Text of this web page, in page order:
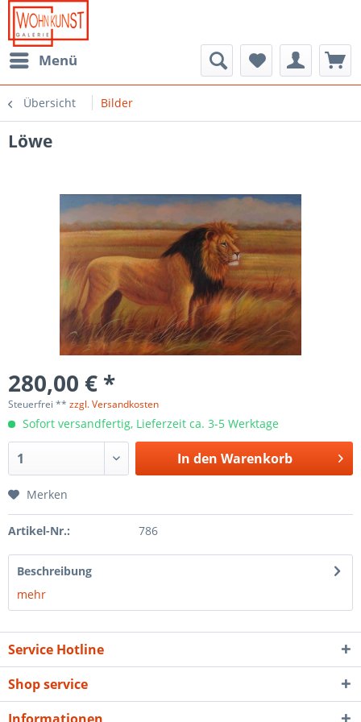
Menü
Übersicht Bilder
Löwe
280,00 € *
Steuerfrei ** zzgl. Versandkosten
Sofort versandfertig, Lieferzeit ca. 3-5 Werktage
In den Warenkorb
Merken
Artikel-Nr.: 786
Beschreibung
mehr
Service Hotline
Shop service